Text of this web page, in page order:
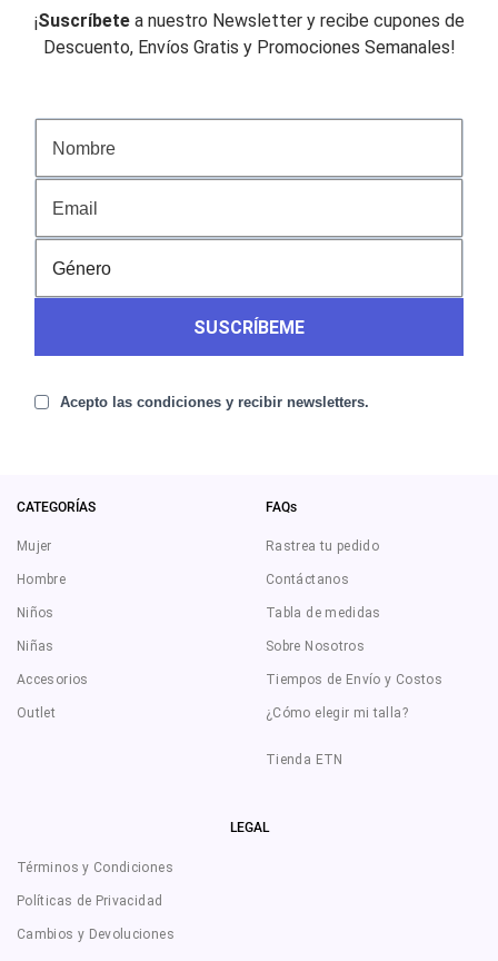
¡Suscríbete a nuestro Newsletter y recibe cupones de
Descuento, Envíos Gratis y Promociones Semanales!
SUSCRÍBEME
Acepto las condiciones y recibir newsletters.
CATEGORÍAS
Mujer
Hombre
Niños
Niñas
Accesorios
Outlet
FAQs
Rastrea tu pedido
Contáctanos
Tabla de medidas
Sobre Nosotros
Tiempos de Envío y Costos
¿Cómo elegir mi talla?
Tienda ETN
LEGAL
Términos y Condiciones
Políticas de Privacidad
Cambios y Devoluciones